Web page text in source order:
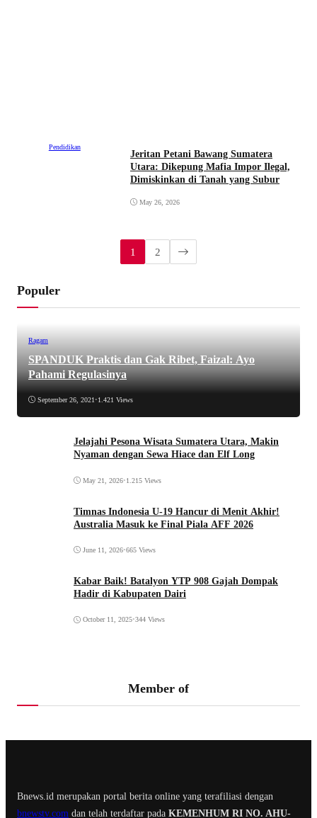
Pendidikan
Jeritan Petani Bawang Sumatera
Utara: Dikepung Mafia Impor Ilegal,
Dimiskinkan di Tanah yang Subur
May 26, 2026
1 2
Populer
Ragam
SPANDUK Praktis dan Gak Ribet, Faizal: Ayo
Pahami Regulasinya
September 26, 2021 •1.421 Views
Jelajahi Pesona Wisata Sumatera Utara, Makin
Nyaman dengan Sewa Hiace dan Elf Long
May 21, 2026•1.215 Views
Timnas Indonesia U-19 Hancur di Menit Akhir!
Australia Masuk ke Final Piala AFF 2026
June 11, 2026•665 Views
Kabar Baik! Batalyon YTP 908 Gajah Dompak
Hadir di Kabupaten Dairi
October 11, 2025•344 Views
Member of
Bnews.id merupakan portal berita online yang terafiliasi dengan
bnewstv.com dan telah terdaftar pada KEMENHUM RI NO. AHU-